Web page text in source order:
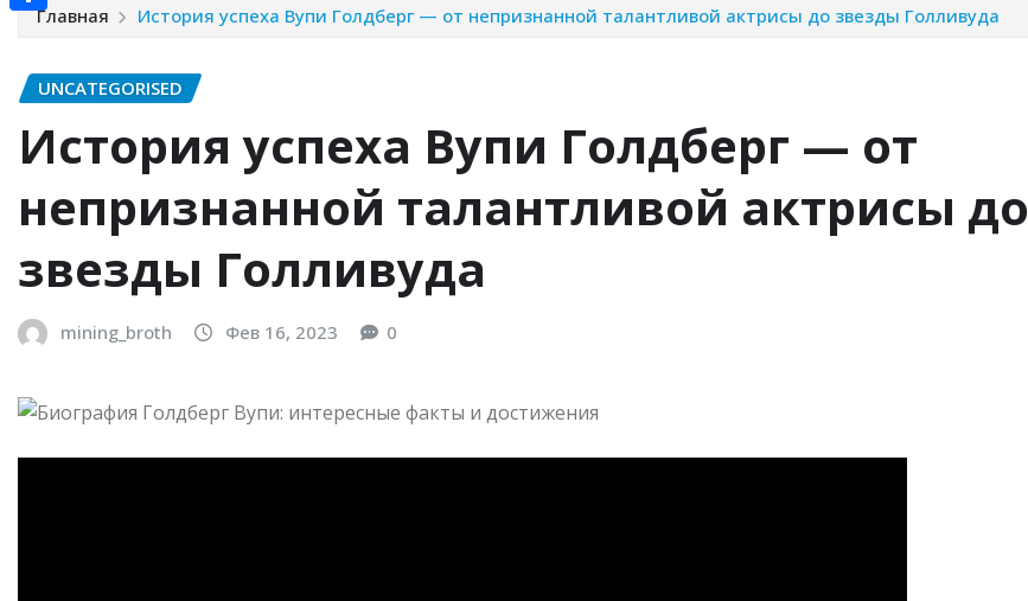
Главная История успеха Вупи Голдберг — от непризнанной талантливой актрисы до звезды Голливуда
UNCATEGORISED
История успеха Вупи Голдберг — от
непризнанной талантливой актрисы до
звезды Голливуда
mining_broth Фев 16, 2023 0
Отправить